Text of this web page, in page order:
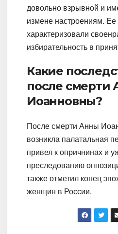
довольно взрывной и
измене настроениям. Ее
характеризовали
избирательность в
Какие
после смерти
Иоанновны?
После смерти Анны
возникла палатальная
привел к опричнинах и
преследованию
также отметил конец
женщин в России.